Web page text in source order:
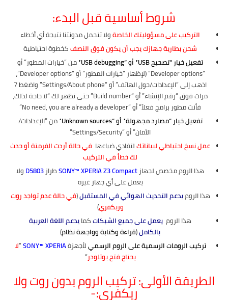
شروط أساسية قبل البدء:
التركيب على مسؤوليتك الخاصةولا تتحمل مدونتنا نتيجة أي أخطاء
شحن بطارية جهازك يجب أن يكون فوق النصفكخطوة احتياطية
تفعيل خيار “تصحيح USB” أو “USB debugging”
من “خيارات المطور” أو
“Developer options” (لإظهار “خيارات المطور” أو “Developer options”،
اذهب إلى “الإعدادات/حول الهاتف” أو “Settings/About phone” واضغط 7
مرات فوق “رقم الإنشاء” أو “Build number” حتى تظهر لك “لا حاجة لذلك،
فأنت مطور برامج فعلاً” أو “No need, you are already a developer”
تفعيل خيار “مصارد مجهولة” أو “Unknown sources”
من “الإعدادات/
الأمان” أو “Settings/Security”
عمل نسخ احتياطي لبياناتكلتفادي ضياعها في حالة أردت الفرمتة أو حدث
لك خطأ في التركيب
هذا الروم مخصص لجهاز SONY™ XPERIA Z3 Compactطراز D5803 ولا
يعمل على أي جهاز غيره
هذا الروميدعم التحديث الهوائي في المستقبل(في حالة عدم تواجد روت
وريكفري)
هذا الروم يعمل على جميع الشبكاتكمايدعم اللغة العربية
بالكامل(قراءة وكتابة وواجهة نظام)
تركيب الرومات الرسمية على الروم الرسميلأجهزةSONY™ XPERIA
“لا
يحتاج فتح بوتلودر“
الطريقة الأولى: تركيب الروم بدون روت ولا
ريكفري:-